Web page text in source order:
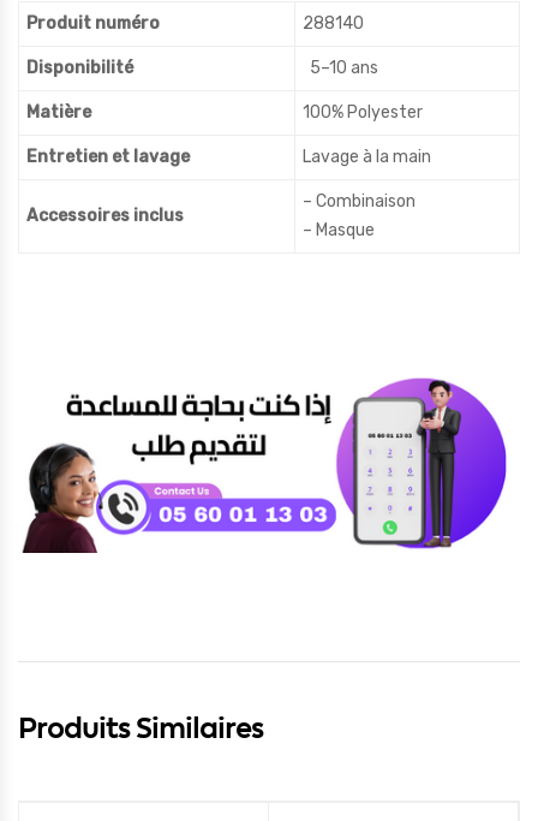
Produit numéro
288140
Disponibilité 5–10 ans
Matière 100% Polyester
Entretien et lavage Lavage à la main
Accessoires inclus
– Combinaison
– Masque
Produits Similaires